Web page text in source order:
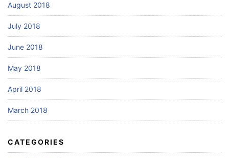
August 2018
July 2018
June 2018
May 2018
April 2018
March 2018
CATEGORIES